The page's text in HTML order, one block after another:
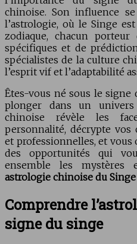
chinoise. Son influence
l’astrologie, où le Singe
zodiaque, chacun
spécifiques et de
spécialistes de la culture
l’esprit vif et l’adaptabilité
Êtes-vous né sous le signe
plonger dans un univers
chinoise révèle les
personnalité, décrypte vos
et professionnelles, et vous
des opportunités qui
ensemble les mystères
astrologie chinoise du Singe
Comprendre
signe du singe